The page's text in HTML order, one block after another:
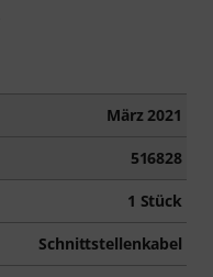
März 2021
516828
1 Stück
Schnittstellenkabel